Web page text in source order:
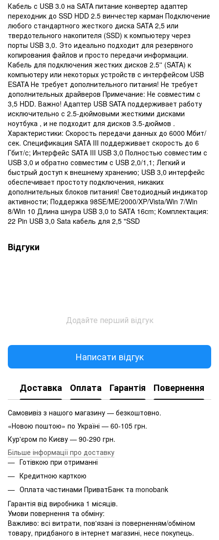
Кабель с USB 3.0 на SATA питание конвертер адаптер
переходник до SSD HDD 2.5 винчестер карман Подключение
любого стандартного жесткого диска SATA 2,5 или
твердотельного накопителя (SSD) к компьютеру через
порты USB 3,0. Это идеально подходит для резервного
копирования файлов и просто передачи информации.
Кабель для подключения жестких дисков 2.5'' (SATA) к
компьютеру или некоторых устройств с интерфейсом USB
ESATA Не требует дополнительного питания! Не требует
дополнительных драйверов Примечание: Не совместим с
3,5 HDD. Важно! Адаптер USB SATA поддерживает работу
исключительно с 2.5-дюймовыми жесткими дисками
ноутбука , и не подходит для дисков 3.5-дюймов .
Характеристики: Скорость передачи данных до 6000 Мбит/
сек. Спецификация SATA III поддерживает скорость до 6
Гбит/с; Интерфейс SATA III USB 3,0 Полностью совместим с
USB 3,0 и обратно совместим с USB 2,0/1,1; Легкий и
быстрый доступ к внешнему хранению; USB 3,0 интерфейс
обеспечивает простоту подключения, никаких
дополнительных блоков питания! Светодиодный индикатор
активности; Поддержка 98SE/ME/2000/XP/Vista/Win 7/Win
8/Win 10 Длина шнура USB 3,0 to SATA 16cm; Комплектация:
22 Pin USB 3,0 Sata кабель для 2,5 "SSD
Відгуки
Додайте перший відгук
Написати відгук
Доставка Оплата Гарантія Повернення
Самовивіз з нашого магазину — безкоштовно.
«Новою поштою» по Україні — 60-105 грн.
Кур'єром по Києву — 90-290 грн.
Більше інформації про доставку
Готівкою при отриманні
Кредитною карткою
Оплата частинами ПриватБанк та monobank
Гарантія від виробника 1 місяців.
Умови повернення та обміну:
Важливо: всі витрати, пов'язані із поверненням/обміном
товару, придбаного в інтернет магазині, несе покупець.